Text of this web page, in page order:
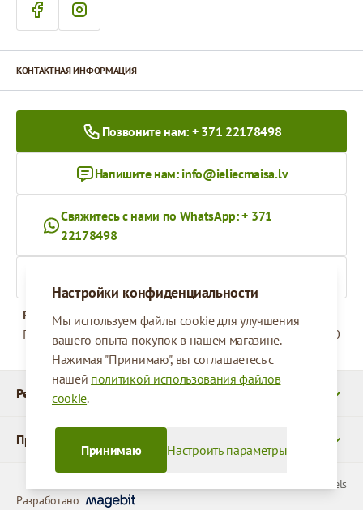
Настройки конфиденциальности
Мы используем файлы cookie для улучшения
вашего опыта покупок в нашем магазине.
Нажимая "Принимаю", вы соглашаетесь с
нашей политикой использования файлов
cookie.
Настроить параметры
Принимаю
Реквизиты
Продукты
КОНТАКТНАЯ ИНФОРМАЦИЯ
Позвоните нам: + 371 22178498
Напишите нам: info@ieliecmaisa.lv
Свяжитесь с нами по WhatsApp: + 371
22178498
Рабочее время
Понедельник - Пятница
09:00 - 17:00
© 2026 SIA Parcels
Разработано